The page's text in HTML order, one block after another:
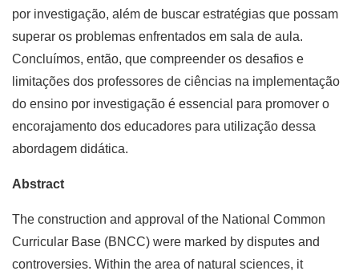
por investigação, além de buscar estratégias que possam
superar os problemas enfrentados em sala de aula.
Concluímos, então, que compreender os desafios e
limitações dos professores de ciências na implementação
do ensino por investigação é essencial para promover o
encorajamento dos educadores para utilização dessa
abordagem didática.
Abstract
The construction and approval of the National Common
Curricular Base (BNCC) were marked by disputes and
controversies. Within the area of ​​natural sciences, it